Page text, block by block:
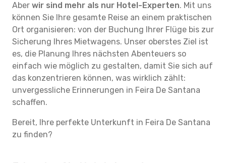
Aber wir sind mehr als nur Hotel-Experten. Mit uns
können Sie Ihre gesamte Reise an einem praktischen
Ort organisieren: von der Buchung Ihrer Flüge bis zur
Sicherung Ihres Mietwagens. Unser oberstes Ziel ist
es, die Planung Ihres nächsten Abenteuers so
einfach wie möglich zu gestalten, damit Sie sich auf
das konzentrieren können, was wirklich zählt:
unvergessliche Erinnerungen in Feira De Santana
schaffen.
Bereit, Ihre perfekte Unterkunft in Feira De Santana
zu finden?